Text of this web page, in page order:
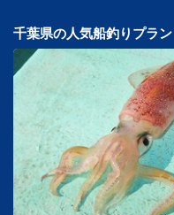
千葉県の人気船釣りプラン